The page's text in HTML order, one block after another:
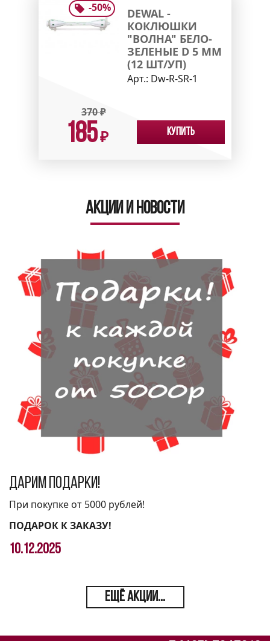
-50%
DEWAL -
КОКЛЮШКИ
"ВОЛНА" БЕЛО-
ЗЕЛЕНЫЕ D 5 ММ
(12 ШТ/УП)
Арт.: Dw-R-SR-1
370₽
185₽ Купить
Акции и новости
Дарим подарки!
При покупке от 5000 рублей!
ПОДАРОК К ЗАКАЗУ!
10.12.2025
ЕЩЁ АКЦИИ...